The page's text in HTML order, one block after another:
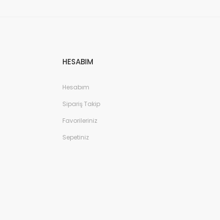
HESABIM
Hesabım
Sipariş Takip
Favorileriniz
Sepetiniz